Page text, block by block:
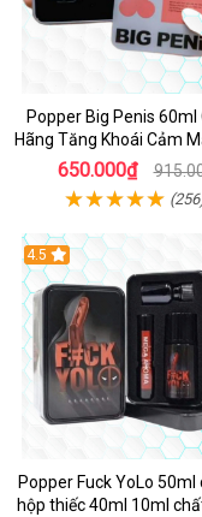
Popper Big Penis 60ml
Hãng Tăng Khoái Cảm
An Toàn
650.000₫
4.5
Popper Fuck YoLo 50ml
hộp thiếc 40ml 10ml